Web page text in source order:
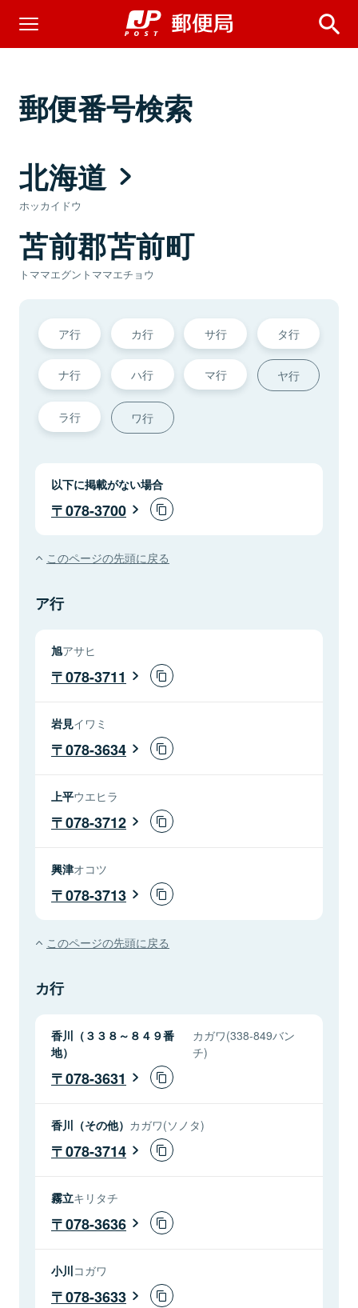
郵便番号検索
北海道
ホッカイドウ
苫前郡苫前町
トママエグントママエチョウ
ア行 カ行 サ行 タ行
ナ行 ハ行 マ行 ヤ行
ラ行 ワ行
以下に掲載がない場合
078-3700
このページの先頭に戻る
ア行
旭アサヒ
078-3711
岩見イワミ
078-3634
上平ウエヒラ
078-3712
興津オコツ
078-3713
このページの先頭に戻る
カ行
香川（３３８～８４９番
地）
カガワ(338-849バン
チ)
078-3631
香川（その他） カガワ(ソノタ)
078-3714
霧立キリタチ
078-3636
小川コガワ
078-3633